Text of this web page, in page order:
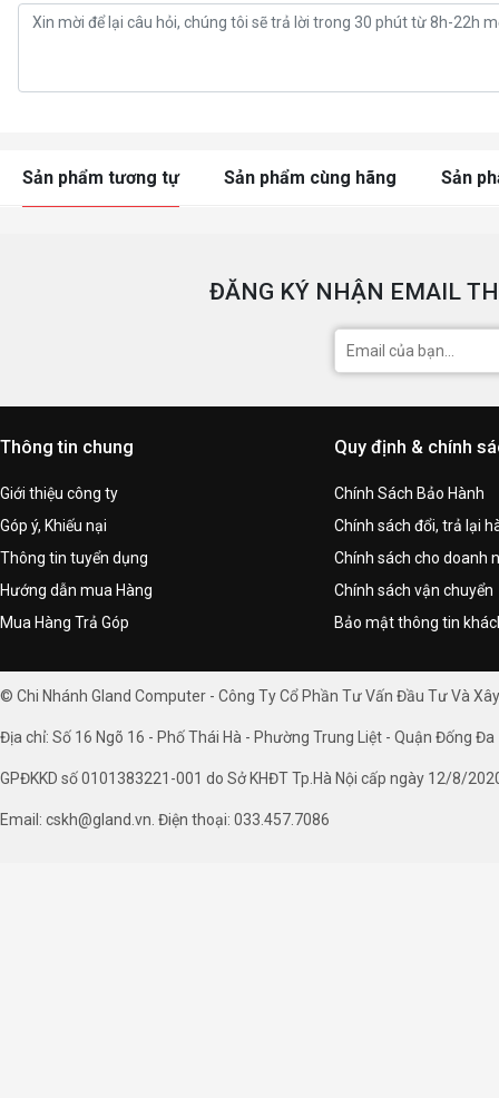
Sản phẩm tương tự Sản phẩm cùng hãng Sản
ĐĂNG KÝ NHẬN EMAIL
Thông tin chung
Giới thiệu công ty
Góp ý, Khiếu nại
Thông tin tuyển dụng
Hướng dẫn mua Hàng
Mua Hàng Trả Góp
Quy định & chính
Chính Sách Bảo Hành
Chính sách đổi, trả lại
Chính sách cho doanh
Chính sách vận chuyển
Bảo mật thông tin
© Chi Nhánh Gland Computer - Công Ty Cổ Phần Tư Vấn Đầu Tư Và
Địa chỉ: Số 16 Ngõ 16 - Phố Thái Hà - Phường Trung Liệt - Quận Đống Đa
GPĐKKD số 0101383221-001 do Sở KHĐT Tp.Hà Nội cấp ngày 12/8/
Email: cskh@gland.vn. Điện thoại: 033.457.7086